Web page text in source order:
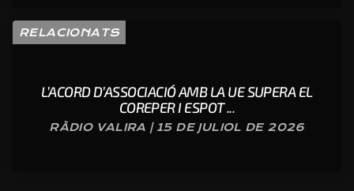
RELACIONATS
L’ACORD D’ASSOCIACIÓ AMB LA UE SUPERA EL
COREPER I ESPOT ...
RÀDIO VALIRA | 15 DE JULIOL DE 2026